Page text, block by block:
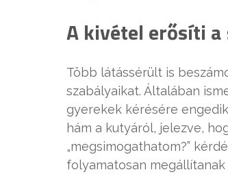
A kivétel erősíti a
Több látássérült is
szabályaikat. Általában
gyerekek kérésére
hám a kutyáról, jelezve,
„megsimogathatom?”
folyamatosan